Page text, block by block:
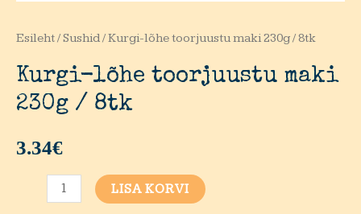
Esileht/Sushid/ Kurgi-lõhe toorjuustu maki 230g / 8tk
Kurgi-lõhe toorjuustu maki
230g / 8tk
3.34€
LISA KORVI